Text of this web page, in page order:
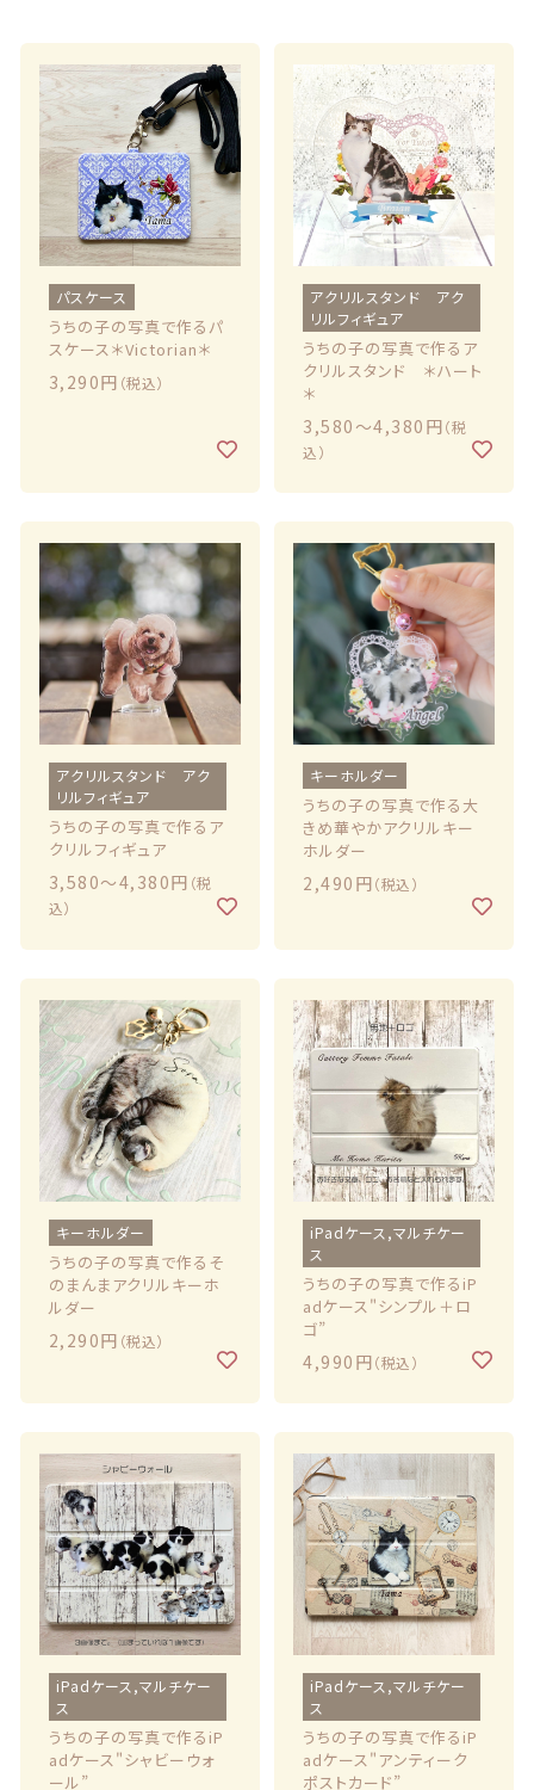
パスケース
うちの子の写真で作るパ
スケース＊Victorian＊
3,290円 （税込）
アクリルスタンド アク
リルフィギュア
うちの子の写真で作るア
クリルスタンド ＊ハート
＊
3,580〜4,380円（税
込）
アクリルスタンド アク
リルフィギュア
うちの子の写真で作るア
クリルフィギュア
3,580〜4,380円 （税
込）
キーホルダー
うちの子の写真で作る大
きめ華やかアクリルキー
ホルダー
2,490円（税込）
キーホルダー
うちの子の写真で作るそ
のまんまアクリルキーホ
ルダー
2,290円 （税込）
iPadケース,マルチケー
ス
うちの子の写真で作るiP
adケース"シンプル＋ロ
ゴ”
4,990円（税込）
iPadケース,マルチケー
ス
うちの子の写真で作るiP
adケース"シャビーウォ
ール”
iPadケース,マルチケー
ス
うちの子の写真で作るiP
adケース"アンティーク
ポストカード”
セール商品
新着商品
商品一覧
最近チェックした商品
注文履歴
ご利用ガイド
ブログ
よくある質問
プライバシーポリシー
特定商取引法に基づく表記
お問い合わせ
うちの子写真追加、ラッピング
ラッピング